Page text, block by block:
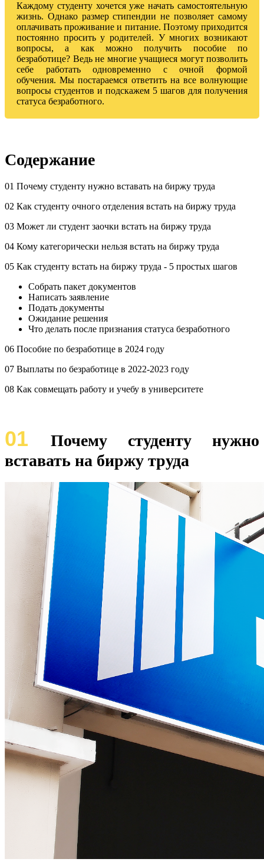
Каждому студенту хочется уже начать самостоятельную
жизнь. Однако размер стипендии не позволяет самому
оплачивать проживание и питание. Поэтому приходится
постоянно просить у родителей. У многих возникают
вопросы, а как можно получить пособие по
безработице? Ведь не многие учащиеся могут позволить
себе работать одновременно с очной формой
обучения. Мы постараемся ответить на все волнующие
вопросы студентов и подскажем 5 шагов для получения
статуса безработного.
Содержание
01 Почему студенту нужно вставать на биржу труда
02 Как студенту очного отделения встать на биржу труда
03 Может ли студент заочки встать на биржу труда
04 Кому категорически нельзя встать на биржу труда
05 Как студенту встать на биржу труда - 5 простых шагов
Собрать пакет документов
Написать заявление
Подать документы
Ожидание решения
Что делать после признания статуса безработного
06 Пособие по безработице в 2024 году
07 Выплаты по безработице в 2022-2023 году
08 Как совмещать работу и учебу в университете
01
Почему студенту нужно
вставать на биржу труда